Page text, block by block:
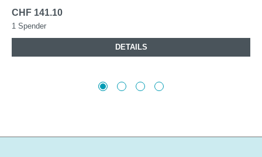
CHF 141.10
1 Spender
DETAILS